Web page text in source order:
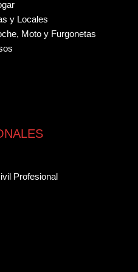
y Locales
Moto y Furgonetas
Profesional